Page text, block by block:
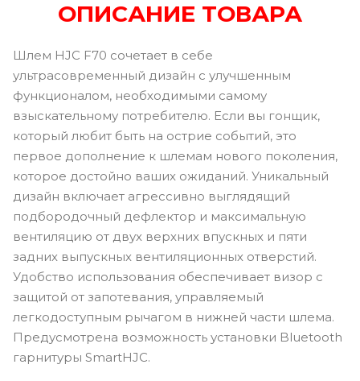
ОПИСАНИЕ ТОВАРА
Шлем HJC F70 сочетает в себе
ультрасовременный дизайн с улучшенным
функционалом, необходимыми самому
взыскательному потребителю. Если вы гонщик,
который любит быть на острие событий, это
первое дополнение к шлемам нового поколения,
которое достойно ваших ожиданий. Уникальный
дизайн включает агрессивно выглядящий
подбородочный дефлектор и максимальную
вентиляцию от двух верхних впускных и пяти
задних выпускных вентиляционных отверстий.
Удобство использования обеспечивает визор с
защитой от запотевания, управляемый
легкодоступным рычагом в нижней части шлема.
Предусмотрена возможность установки Bluetooth
гарнитуры SmartHJC.